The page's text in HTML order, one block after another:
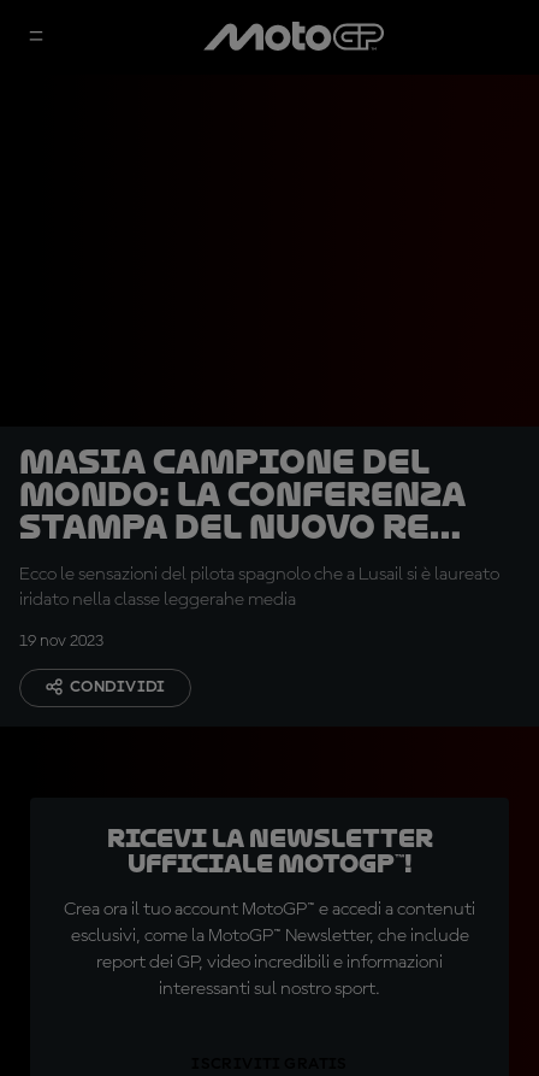
Masia campione del
mondo: la conferenza
stampa del nuovo re
della Moto3™
Ecco le sensazioni del pilota spagnolo che a Lusail si è laureato
iridato nella classe leggerahe media
19 nov 2023
CONDIVIDI
Ricevi la newsletter
ufficiale MotoGP™!
Crea ora il tuo account MotoGP™ e accedi a contenuti
esclusivi, come la MotoGP™ Newsletter, che include
report dei GP, video incredibili e informazioni
interessanti sul nostro sport.